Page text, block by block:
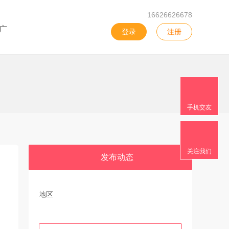
16626626678
登录 注册
发布动态
地区
手机交友
关注我们